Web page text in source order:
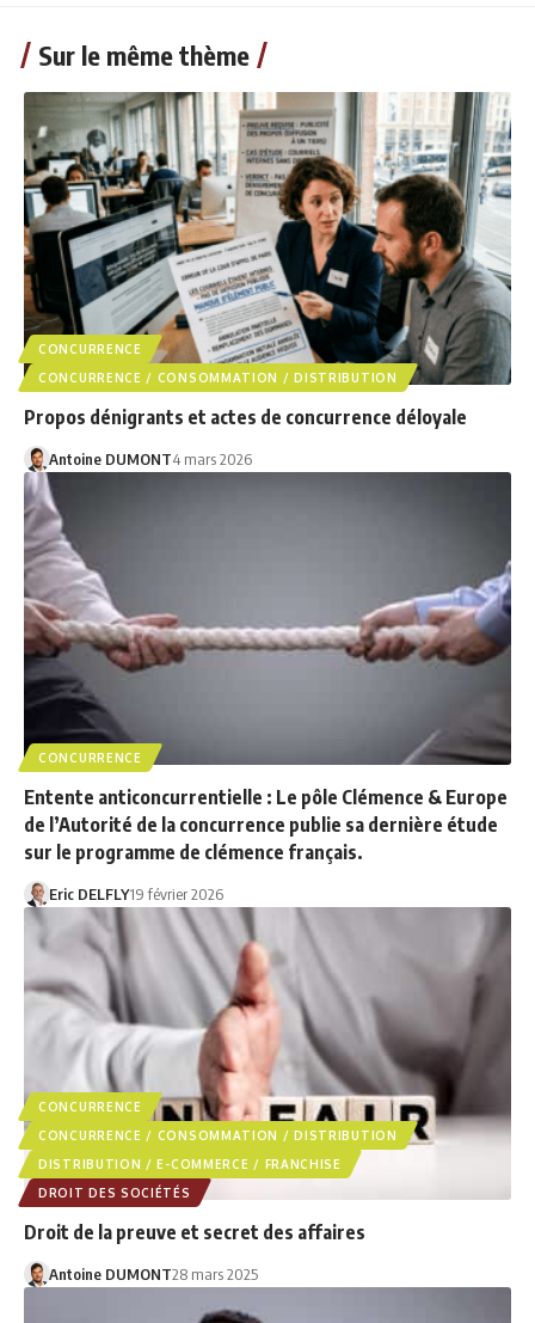
Sur le même thème
CONCURRENCE
CONCURRENCE / CONSOMMATION / DISTRIBUTION
Propos dénigrants et actes de concurrence déloyale
Antoine DUMONT4 mars 2026
CONCURRENCE
Entente anticoncurrentielle : Le pôle Clémence & Europe
de l’Autorité de la concurrence publie sa dernière étude
sur le programme de clémence français.
Eric DELFLY19 février 2026
CONCURRENCE
CONCURRENCE / CONSOMMATION / DISTRIBUTION
DISTRIBUTION / E-COMMERCE / FRANCHISE
DROIT DES SOCIÉTÉS
Droit de la preuve et secret des affaires
Antoine DUMONT28 mars 2025